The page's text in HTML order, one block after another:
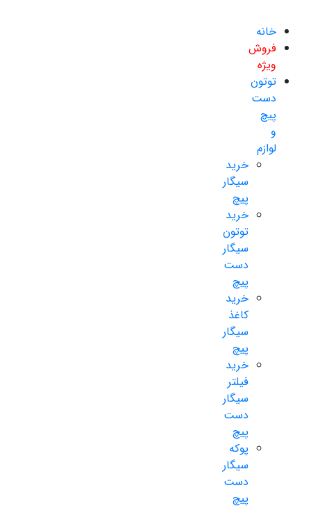
خانه
فروش
ویژه
توتون
دست
پیچ
و
لوازم
خرید
سیگار
پیچ
خرید
توتون
سیگار
دست
پیچ
خرید
کاغذ
سیگار
پیچ
خرید
فیلتر
سیگار
دست
پیچ
پوکه
سیگار
دست
پیچ